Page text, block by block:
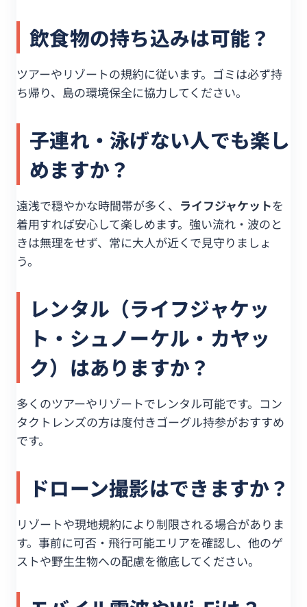
飲食物の持ち込みは可能？
ツアーやリゾートの規約に従います。ゴミは必ず持
ち帰り、島の環境保全に協力してください。
子連れ・泳げない人でも楽し
めますか？
遠浅で穏やかな時間帯が多く、 ライフジャケットを
着用すれば安心して楽しめます。強い流れ・波のと
きは無理をせず、常に大人が近くで見守りましょ
う。
レンタル（ライフジャケッ
ト・シュノーケル・カヤッ
ク）はありますか？
多くのツアーやリゾートでレンタル可能です。コン
タクトレンズの方は度付きゴーグル持参がおすすめ
です。
ドローン撮影はできますか？
リゾートや現地規約により制限される場合がありま
す。事前に可否・飛行可能エリアを確認し、他のゲ
ストや野生生物への配慮を徹底してください。